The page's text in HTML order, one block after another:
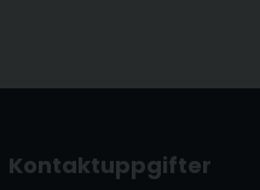
Kontaktuppgifter